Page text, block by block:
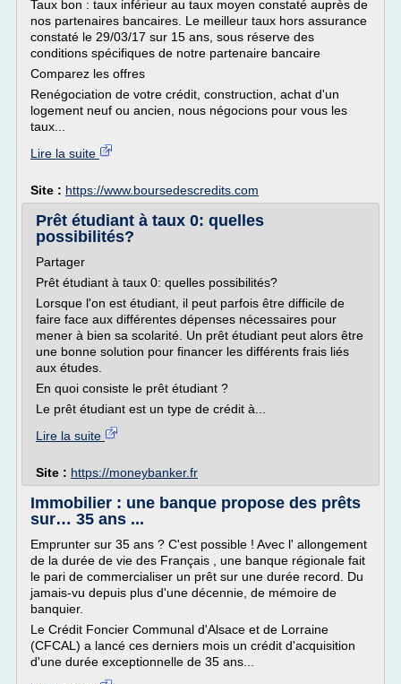
Taux bon : taux inférieur au taux moyen constaté auprès de
nos partenaires bancaires. Le meilleur taux hors assurance
constaté le 29/03/17 sur 15 ans, sous réserve des
conditions spécifiques de notre partenaire bancaire
Comparez les offres
Renégociation de votre crédit, construction, achat d'un
logement neuf ou ancien, nous négocions pour vous les
taux...
Lire la suite
Site : https://www.boursedescredits.com
Prêt étudiant à taux 0: quelles
possibilités?
Partager
Prêt étudiant à taux 0: quelles possibilités?
Lorsque l'on est étudiant, il peut parfois être difficile de
faire face aux différentes dépenses nécessaires pour
mener à bien sa scolarité. Un prêt étudiant peut alors être
une bonne solution pour financer les différents frais liés
aux études.
En quoi consiste le prêt étudiant ?
Le prêt étudiant est un type de crédit à...
Lire la suite
Site : https://moneybanker.fr
Immobilier : une banque propose des prêts
sur… 35 ans ...
Emprunter sur 35 ans ? C'est possible ! Avec l' allongement
de la durée de vie des Français , une banque régionale fait
le pari de commercialiser un prêt sur une durée record. Du
jamais-vu depuis plus d'une décennie, de mémoire de
banquier.
Le Crédit Foncier Communal d'Alsace et de Lorraine
(CFCAL) a lancé ces derniers mois un crédit d'acquisition
d'une durée exceptionnelle de 35 ans...